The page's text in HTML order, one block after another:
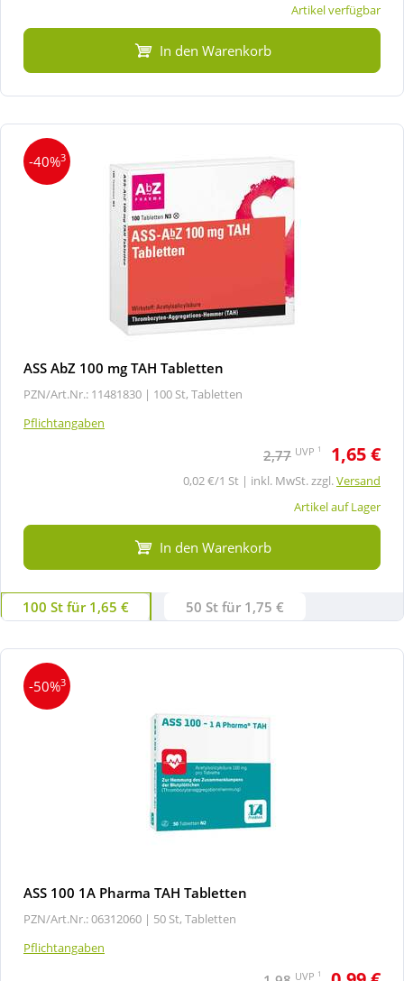
Artikel verfügbar
In den Warenkorb
-40%3
ASS AbZ 100 mg TAH Tabletten
PZN/Art.Nr.: 11481830 | 100 St, Tabletten
Pflichtangaben
2,77 UVP 1 1,65 €
0,02 €/1 St | inkl. MwSt. zzgl.Versand
Artikel auf Lager
In den Warenkorb
100 St für 1,65 € 50 St für 1,75 €
-50%3
ASS 100 1A Pharma TAH Tabletten
PZN/Art.Nr.: 06312060 | 50 St, Tabletten
Pflichtangaben
UVP 1